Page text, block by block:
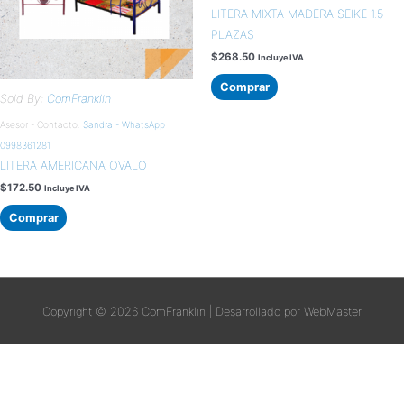
Sold By: ComFranklin
Asesor - Contacto: Sandra - WhatsApp
0998361281
LITERA AMERICANA OVALO
$172.50 Incluye IVA
Comprar
LITERA MIXTA MADERA SEIKE 1.5
PLAZAS
$268.50 Incluye IVA
Comprar
Copyright © 2026 ComFranklin | Desarrollado por WebMaster